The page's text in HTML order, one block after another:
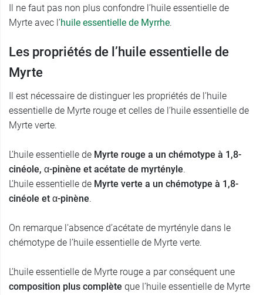
Il ne faut pas non plus confondre l’huile essentielle de
Myrte avec l’huile essentielle de Myrrhe.
Les propriétés de l’huile essentielle de
Myrte
Il est nécessaire de distinguer les propriétés de l’huile
essentielle de Myrte rouge et celles de l’huile essentielle de
Myrte verte.
L’huile essentielle de Myrte rouge a un chémotype à 1,8-
cinéole, α-pinène et acétate de myrtényle.
L’huile essentielle de Myrte verte a un chémotype à 1,8-
cinéole et α-pinène.
On remarque l’absence d’acétate de myrtényle dans le
chémotype de l’huile essentielle de Myrte verte.
L’huile essentielle de Myrte rouge a par conséquent une
composition plus complète que l’huile essentielle de Myrte